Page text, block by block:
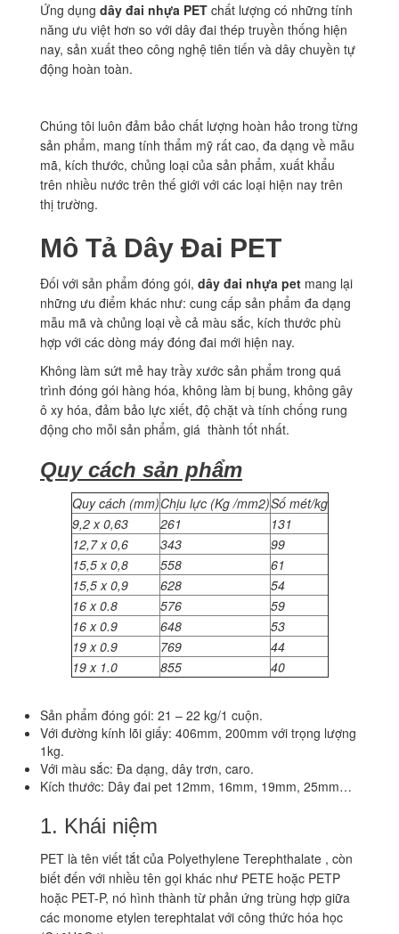
Ứng dụng dây đai nhựa PET chất lượng có những tính
năng ưu việt hơn so với dây đai thép truyền thống hiện
nay, sản xuất theo công nghệ tiên tiến và dây chuyền tự
động hoàn toàn.
Chúng tôi luôn đảm bảo chất lượng hoàn hảo trong từng
sản phẩm, mang tính thẩm mỹ rất cao, đa dạng về mẫu
mã, kích thước, chủng loại của sản phẩm, xuất khẩu
trên nhiều nước trên thế giới với các loại hiện nay trên
thị trường.
Mô Tả Dây Đai PET
Đối với sản phẩm đóng gói, dây đai nhựa pet mang lại
những ưu điểm khác như: cung cấp sản phẩm đa dạng
mẫu mã và chủng loại về cả màu sắc, kích thước phù
hợp với các dòng máy đóng đai mới hiện nay.
Không làm sứt mẻ hay trầy xước sản phẩm trong quá
trình đóng gói hàng hóa, không làm bị bung, không gây
ô xy hóa, đảm bảo lực xiết, độ chặt và tính chống rung
động cho mỗi sản phẩm, giá thành tốt nhất.
Quy cách sản phẩm
Quy cách (mm)Chịu lực (Kg /mm2)Số mét/kg
9,2 x 0,63
261
131
12,7 x 0,6
343
99
15,5 x 0,8
558
61
15,5 x 0,9
628
54
16 x 0.8
576
59
16 x 0.9
648
53
19 x 0.9
769
44
19 x 1.0
855 40
Sản phẩm đóng gói: 21 – 22 kg/1 cuộn.
Với đường kính lõi giấy: 406mm, 200mm với trọng lượng
1kg.
Với màu sắc: Đa dạng, dây trơn, caro.
Kích thước: Dây đai pet 12mm, 16mm, 19mm, 25mm…
1. Khái niệm
PET là tên viết tắt của Polyethylene Terephthalate , còn
biết đến với nhiều tên gọi khác như PETE hoặc PETP
hoặc PET-P, nó hình thành từ phản ứng trùng hợp giữa
các monome etylen terephtalat với công thức hóa học